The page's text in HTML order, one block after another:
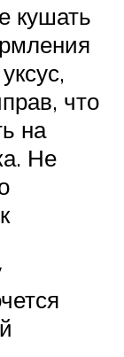
кушать
что
на
Не